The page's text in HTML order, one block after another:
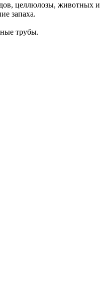
целлюлозы, животных
запаха.
трубы.